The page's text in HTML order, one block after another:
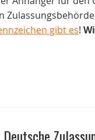
gibt es!
Deutsche